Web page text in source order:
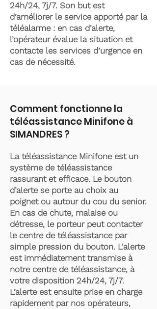
24h/24, 7j/7. Son but est
d’améliorer le service apporté par la
téléalarme : en cas d’alerte,
l’opérateur évalue la situation et
contacte les services d’urgence en
cas de nécessité.
Comment fonctionne la
téléassistance Minifone à
SIMANDRES ?
La téléassistance Minifone est un
système de téléassistance
rassurant et efficace. Le bouton
d’alerte se porte au choix au
poignet ou autour du cou du senior.
En cas de chute, malaise ou
détresse, le porteur peut contacter
le centre de téléassistance par
simple pression du bouton. L'alerte
est immédiatement transmise à
notre centre de téléassistance, à
votre disposition 24h/24, 7j/7.
L’alerte est ensuite prise en charge
rapidement par nos opérateurs,